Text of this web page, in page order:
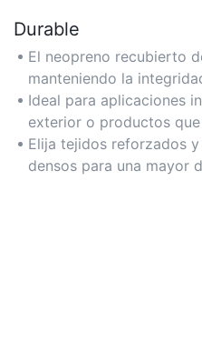
Durable
El neopreno recubierto
manteniendo la
de uso intensivo.
Ideal para aplicaciones
exterior o productos
largo plazo.
Elija tejidos reforzados
densos para una mayor